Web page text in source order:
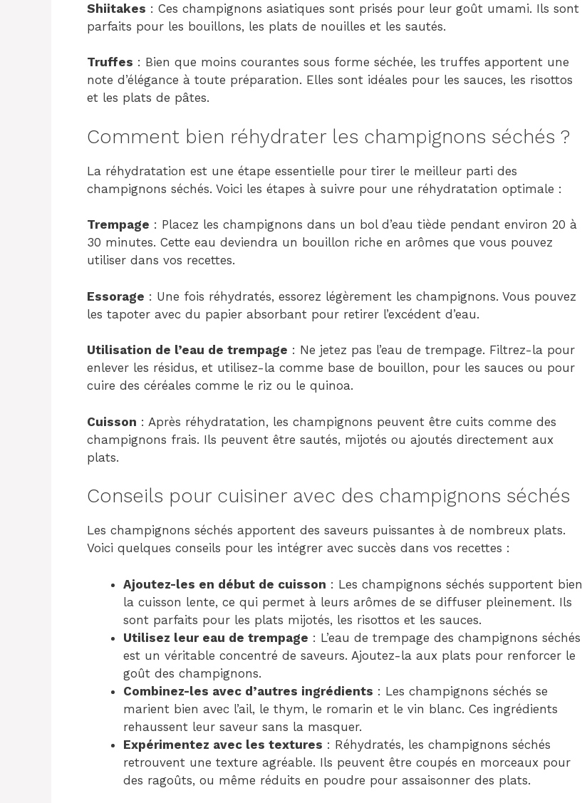
Shiitakes : Ces champignons asiatiques sont prisés pour leur goût umami. Ils sont
parfaits pour les bouillons, les plats de nouilles et les sautés.
Truffes : Bien que moins courantes sous forme séchée, les truffes apportent une
note d’élégance à toute préparation. Elles sont idéales pour les sauces, les risottos
et les plats de pâtes.
Comment bien réhydrater les champignons séchés ?
La réhydratation est une étape essentielle pour tirer le meilleur parti des
champignons séchés. Voici les étapes à suivre pour une réhydratation optimale :
Trempage : Placez les champignons dans un bol d’eau tiède pendant environ 20 à
30 minutes. Cette eau deviendra un bouillon riche en arômes que vous pouvez
utiliser dans vos recettes.
Essorage : Une fois réhydratés, essorez légèrement les champignons. Vous pouvez
les tapoter avec du papier absorbant pour retirer l’excédent d’eau.
Utilisation de l’eau de trempage : Ne jetez pas l’eau de trempage. Filtrez-la pour
enlever les résidus, et utilisez-la comme base de bouillon, pour les sauces ou pour
cuire des céréales comme le riz ou le quinoa.
Cuisson : Après réhydratation, les champignons peuvent être cuits comme des
champignons frais. Ils peuvent être sautés, mijotés ou ajoutés directement aux
plats.
Conseils pour cuisiner avec des champignons séchés
Les champignons séchés apportent des saveurs puissantes à de nombreux plats.
Voici quelques conseils pour les intégrer avec succès dans vos recettes :
Ajoutez-les en début de cuisson : Les champignons séchés supportent bien
la cuisson lente, ce qui permet à leurs arômes de se diffuser pleinement. Ils
sont parfaits pour les plats mijotés, les risottos et les sauces.
Utilisez leur eau de trempage : L’eau de trempage des champignons séchés
est un véritable concentré de saveurs. Ajoutez-la aux plats pour renforcer le
goût des champignons.
Combinez-les avec d’autres ingrédients : Les champignons séchés se
marient bien avec l’ail, le thym, le romarin et le vin blanc. Ces ingrédients
rehaussent leur saveur sans la masquer.
Expérimentez avec les textures : Réhydratés, les champignons séchés
retrouvent une texture agréable. Ils peuvent être coupés en morceaux pour
des ragoûts, ou même réduits en poudre pour assaisonner des plats.